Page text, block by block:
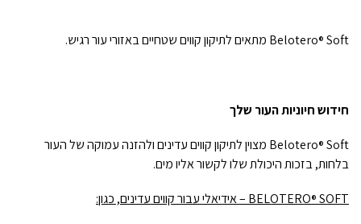
Belotero® Soft מתאים לתיקון קווים שטחיים באזורי עור רגיש.
חידוש חיוניות העור שלך
Belotero®
Soft מצוין לתיקון קווים עדינים ולהזנה עמוקה של העור
בלחות, בזכות היכולת שלו לקשור אליו מים.
BELOTERO® SOFT – אידיאלי עבור קווים עדינים, כגון: